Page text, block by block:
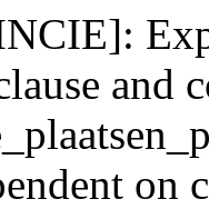
and
on